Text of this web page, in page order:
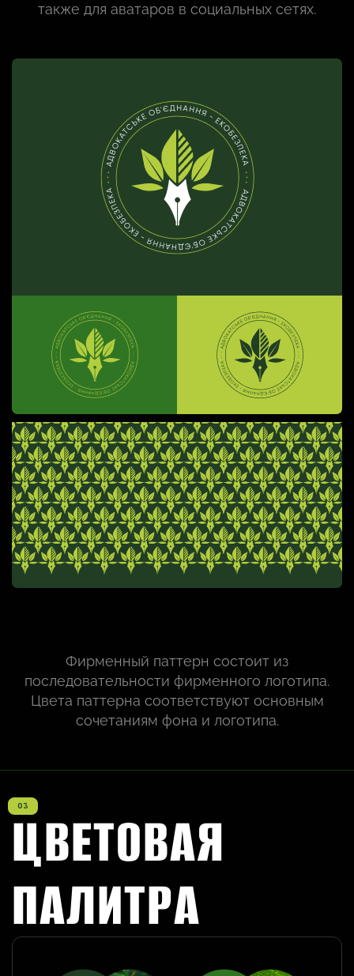
также для аватаров в социальных сетях.
Фирменный паттерн состоит из
последовательности фирменного логотипа.
Цвета паттерна соответствуют основным
сочетаниям фона и логотипа.
ЦВЕТОВАЯ
ПАЛИТРА